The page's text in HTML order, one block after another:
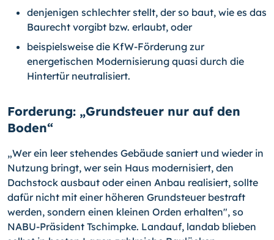
denjenigen schlechter stellt, der so baut, wie es das
Baurecht vorgibt bzw. erlaubt, oder
beispielsweise die KfW-Förderung zur
energetischen Modernisierung quasi durch die
Hintertür neutralisiert.
Forderung: „Grundsteuer nur auf den
Boden“
„Wer ein leer stehendes Gebäude saniert und wieder in
Nutzung bringt, wer sein Haus modernisiert, den
Dachstock ausbaut oder einen Anbau realisiert, sollte
dafür nicht mit einer höheren Grundsteuer bestraft
werden, sondern einen kleinen Orden erhal­ten", so
NABU-Präsident Tschimpke. Landauf, landab blieben